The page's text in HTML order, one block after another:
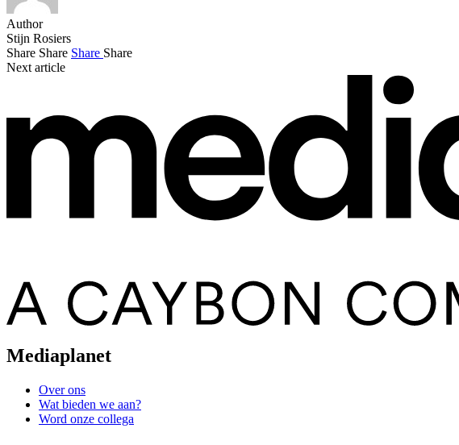
Author
Stijn Rosiers
Share Share Share Share
Next article
Mediaplanet
Over ons
Wat bieden we aan?
Word onze collega